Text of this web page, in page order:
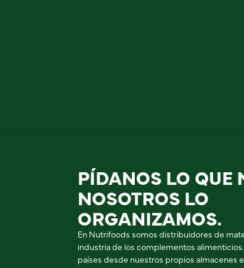
PÍDANOS LO QUE
NOSOTROS LO
ORGANIZAMOS.
En Nutrifoods somos distribuidores de
industria de los complementos
países desde nuestros propios almacenes